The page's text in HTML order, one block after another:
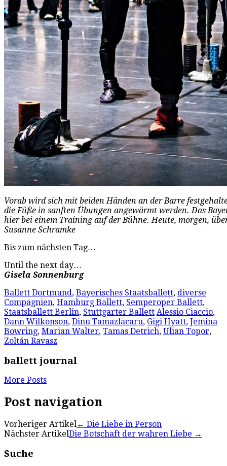
Vorab wird sich mit beiden Händen an der Barre
die Füße in sanften Übungen angewärmt werden. Das
hier bei einem Training auf der Bühne. Heute, morgen,
Susanne Schramke
Bis zum nächsten Tag…
Until the next day…
Gisela Sonnenburg
Ballett Dortmund, Bayerisches Staatsballett, diverse
Compagnien, Hamburg Ballett, Semperoper Ballett,
Staatsballett Berlin, Stuttgarter Ballett Alessio Ciaccio,
Dann Wilkonson, Dinu Tamazlacaru, Gigi Hyatt, Jemina
Bowring, Marian Walter, Tamas Detrich, Ulian Topor,
Zoltán Ravasz
ballett journal
More Posts
Post navigation
Vorheriger Artikel← Die Liebe in Person
Nächster ArtikelDie Botschaft der wahren Liebe →
Suche